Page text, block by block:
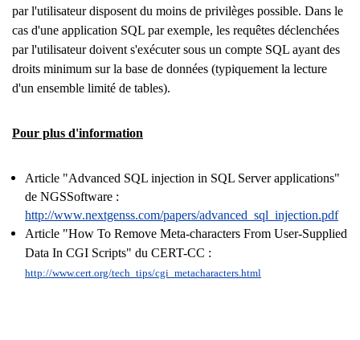
par l'utilisateur disposent du moins de privilèges possible. Dans le
cas d'une application SQL par exemple, les requêtes déclenchées
par l'utilisateur doivent s'exécuter sous un compte SQL ayant des
droits minimum sur la base de données (typiquement la lecture
d'un ensemble limité de tables).
Pour plus d'information
Article "Advanced SQL injection in SQL Server applications"
de NGSSoftware :
http://www.nextgenss.com/papers/advanced_sql_injection.pdf
Article "How To Remove Meta-characters From User-Supplied
Data In CGI Scripts" du CERT-CC :
http://www.cert.org/tech_tips/cgi_metacharacters.html